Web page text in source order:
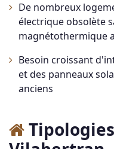
De nombreux
électrique obsolète
magnétothermique
Besoin croissant
et des panneaux
anciens